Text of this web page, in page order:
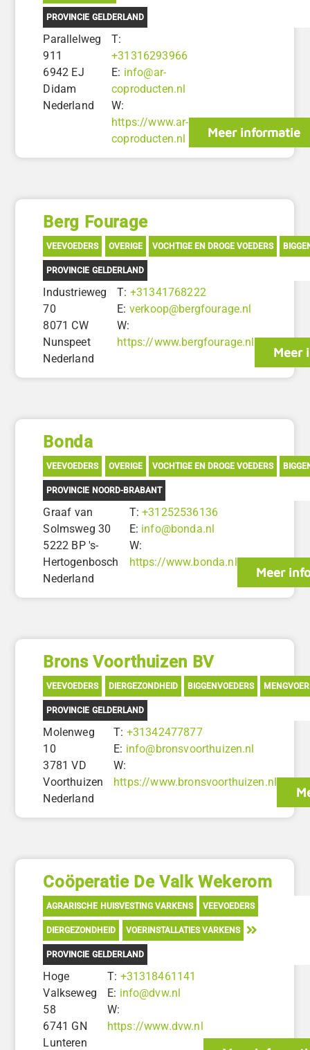
PROVINCIE GELDERLAND
Parallelweg
911
6942 EJ
Didam
Nederland
T:
+31316293966
E: info@ar-
coproducten.nl
W:
https://www.ar-
coproducten.nl
Meer informatie
Berg Fourage
VEEVOEDERS OVERIGE VOCHTIGE EN DROGE VOEDERS
PROVINCIE GELDERLAND
Industrieweg
70
8071 CW
Nunspeet
Nederland
T: +31341768222
E: verkoop@bergfourage.nl
W:
https://www.bergfourage.nl
Meer
Bonda
VEEVOEDERS OVERIGE VOCHTIGE EN DROGE VOEDERS
PROVINCIE NOORD-BRABANT
Graaf van
Solmsweg 30
5222 BP 's-
Hertogenbosch
Nederland
T:+31252536136
E: info@bonda.nl
W:
https://www.bonda.nl
Meer
Brons Voorthuizen BV
VEEVOEDERS DIERGEZONDHEID BIGGENVOEDERS MENGVOER
PROVINCIE GELDERLAND
Molenweg
10
3781 VD
Voorthuizen
Nederland
T: +31342477877
E: info@bronsvoorthuizen.nl
W:
https://www.bronsvoorthuizen.nl
Coöperatie De Valk Wekerom
AGRARISCHE HUISVESTING VARKENS VEEVOEDERS
DIERGEZONDHEID VOERINSTALLATIES VARKENS
PROVINCIE GELDERLAND
Hoge
Valkseweg
58
6741 GN
Lunteren
T: +31318461141
E: info@dvw.nl
W:
https://www.dvw.nl